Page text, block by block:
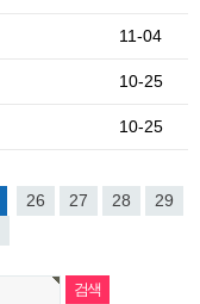
11-04
10-25
10-25
26 27 28
29